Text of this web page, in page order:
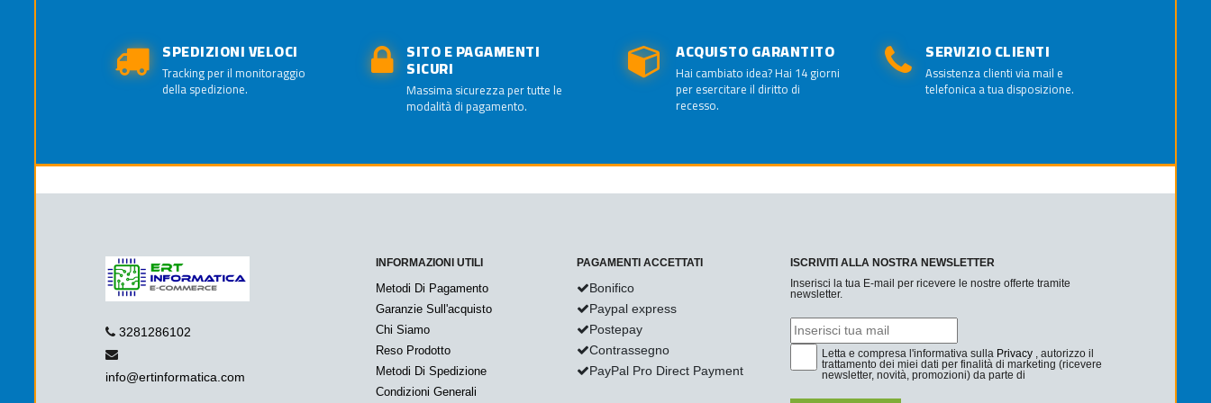
SPEDIZIONI VELOCI
Tracking per il monitoraggio
della spedizione.
SITO E PAGAMENTI
SICURI
Massima sicurezza per tutte le
modalità di pagamento.
ACQUISTO GARANTITO
Hai cambiato idea? Hai 14 giorni
per esercitare il diritto di
recesso.
SERVIZIO CLIENTI
Assistenza clienti via mail e
telefonica a tua disposizione.
3281286102
info@ertinformatica.com
INFORMAZIONI UTILI
Metodi Di Pagamento
Garanzie Sull'acquisto
Chi Siamo
Reso Prodotto
Metodi Di Spedizione
Condizioni Generali
PAGAMENTI ACCETTATI
Bonifico
Paypal express
Postepay
Contrassegno
PayPal Pro Direct Payment
ISCRIVITI ALLA NOSTRA NEWSLETTER
Inserisci la tua E-mail per ricevere le nostre offerte tramite
newsletter.
Letta e compresa l'informativa sulla Privacy , autorizzo il
trattamento dei miei dati per finalità di marketing (ricevere
newsletter, novità, promozioni) da parte di